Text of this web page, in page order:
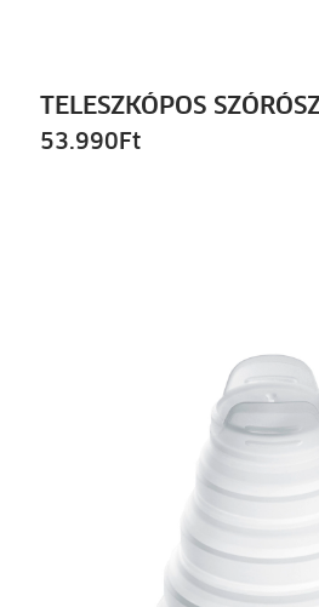
TELESZKÓPOS
53.990 Ft